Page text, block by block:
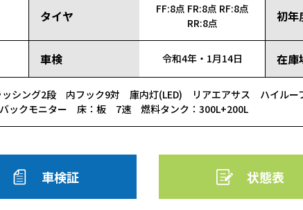
タイヤ FF:8点 FR:8点 RF:8点
RR:8点
初年
車検 令和4年・1月14日 在庫
ッシング2段 内フック9対 庫内灯(LED) リアエアサス ハイル
ックモニター 床：板 7速 燃料タンク：300L+200L
車検証 状態表